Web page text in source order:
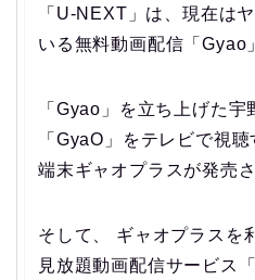
「U-NEXT」は、現在は
いる無料動画配信「Gyao
「Gyao」を立ち上げた宇
「GyaO」をテレビで視
端末ギャオプラスが発売
そして、 ギャオプラスを
見放題動画配信サービス